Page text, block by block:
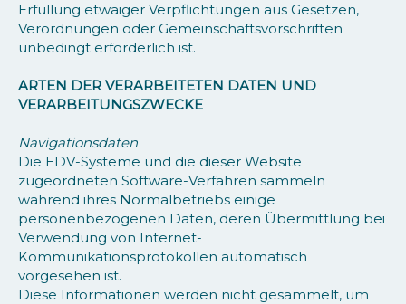
Erfüllung etwaiger Verpflichtungen aus Gesetzen,
Verordnungen oder Gemeinschaftsvorschriften
unbedingt erforderlich ist.
ARTEN DER VERARBEITETEN DATEN UND
VERARBEITUNGSZWECKE
Navigationsdaten
Die EDV-Systeme und die dieser Website
zugeordneten Software-Verfahren sammeln
während ihres Normalbetriebs einige
personenbezogenen Daten, deren Übermittlung bei
Verwendung von Internet-
Kommunikationsprotokollen automatisch
vorgesehen ist.
Diese Informationen werden nicht gesammelt, um